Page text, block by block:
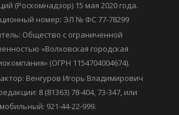
Федеральной службой по надзору в
технологий и массовых
(Роскомнадзор) 15 мая 2020 года.
номер: ЭЛ № ФС 77-78299
Общество с ограниченной
«Волховская городская
(ОГРН 1154704004674).
Венгуров Игорь Владимирович